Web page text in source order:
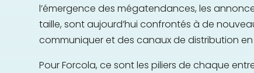
l’émergence des mégatendances, les
taille, sont aujourd’hui confrontés à de
communiquer et des canaux de distribution
Pour Forcola, ce sont les piliers de chaque